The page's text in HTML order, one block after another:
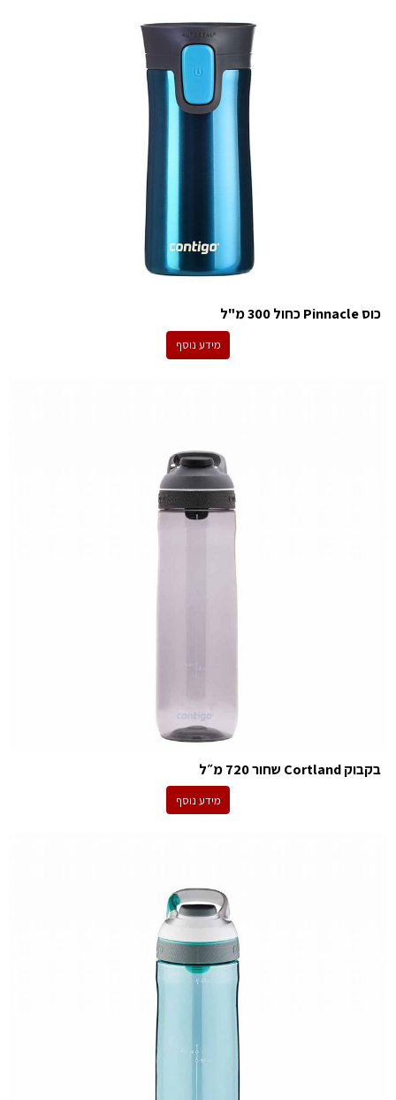
כוס Pinnacle כחול 300 מ"ל
מידע נוסף
בקבוק Cortland שחור 720 מ״ל
מידע נוסף